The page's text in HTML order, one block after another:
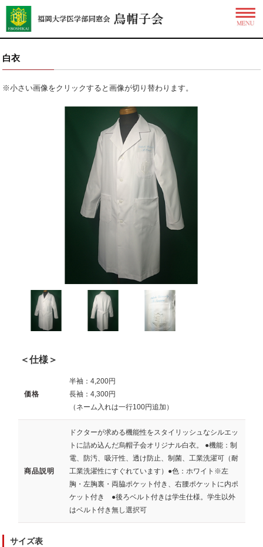
白衣
※小さい画像をクリックすると画像が切り替わります。
＜仕様＞
価格
半袖：4,200円
長袖：4,300円
（ネーム入れは一行100円追加）
商品説明
ドクターが求める機能性をスタイリッシュなシルエッ
トに詰め込んだ烏帽子会オリジナル白衣。 ●機能：制
電、防汚、吸汗性、透け防止、制菌、工業洗濯可（耐
工業洗濯性にすぐれています）●色：ホワイト※左
胸・左胸裏・両脇ポケット付き、右腰ポケットに内ポ
ケット付き ●後ろベルト付きは学生仕様。学生以外
はベルト付き無し選択可
サイズ表